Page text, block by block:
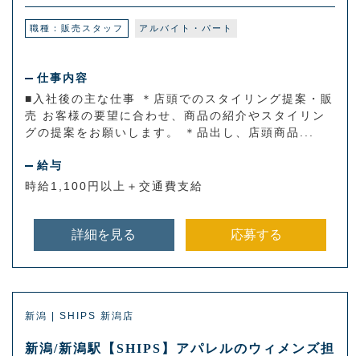
職種：販売スタッフ アルバイト・パート
仕事内容
■入社後の主な仕事 ＊店頭でのスタイリング提案・販
売 お客様の要望に合わせ、商品の紹介やスタイリン
グの提案をお願いします。 ＊品出し、店頭商品...
給与
時給1,100円以上＋交通費支給
詳細を見る 応募する
新潟 | SHIPS 新潟店
新潟/新潟駅【SHIPS】アパレルのウィメンズ担